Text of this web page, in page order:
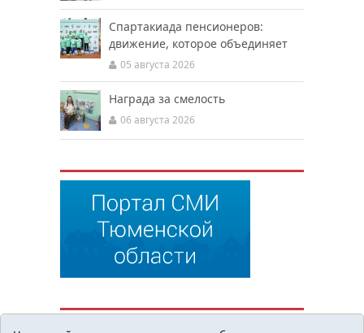
Спартакиада пенсионеров:
движение, которое объединяет
05 августа 2026
Награда за смелость
06 августа 2026